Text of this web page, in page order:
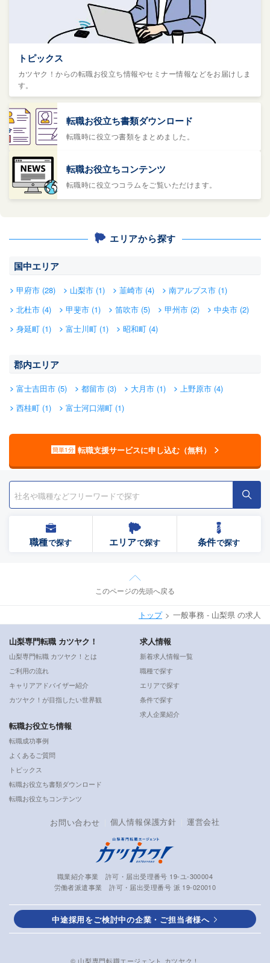
トピックス
カツヤク！からの転職お役立ち情報やセミナー情報などをお届けしま
す。
転職お役立ち書類ダウンロード
転職時に役立つ書類をまとめました。
転職お役立ちコンテンツ
転職時に役立つコラムをご覧いただけます。
エリアから探す
国中エリア
甲府市 (28) 山梨市 (1) 韮崎市 (4)
南アルプス市 (1)
北杜市 (4)
甲斐市 (1) 笛吹市 (5) 甲州市 (2)
中央市 (2)
身延町 (1)
富士川町 (1) 昭和町 (4)
郡内エリア
富士吉田市 (5) 都留市 (3) 大月市 (1)
上野原市 (4)
西桂町 (1)
富士河口湖町 (1)
簡単1分 転職支援サービスに申し込む（無料）
職種で探す エリアで探す 条件で探す
このページの先頭へ戻る
トップ 一般事務 - 山梨県 の求人
山梨専門転職 カツヤク！
山梨専門転職 カツヤク！とは
ご利用の流れ
キャリアアドバイザー紹介
カツヤク！が目指したい世界観
求人情報
新着求人情報一覧
職種で探す
エリアで探す
条件で探す
求人企業紹介
転職お役立ち情報
転職成功事例
よくあるご質問
トピックス
転職お役立ち書類ダウンロード
転職お役立ちコンテンツ
お問い合わせ 個人情報保護方針 運営会社
職業紹介事業 許可・届出受理番号 19-ユ-300004
労働者派遣事業 許可・届出受理番号 派 19-020010
中途採用をご検討中の企業・ご担当者様へ
© 山梨専門転職エージェント カツヤク！